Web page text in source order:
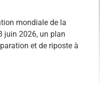
mondiale de la
juin 2026, un plan
et de riposte à